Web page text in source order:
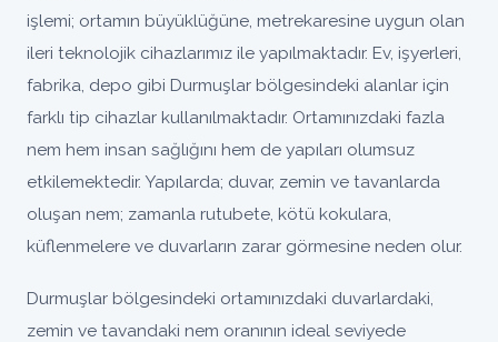
işlemi; ortamın büyüklüğüne, metrekaresine uygun olan
ileri teknolojik cihazlarımız ile yapılmaktadır. Ev, işyerleri,
fabrika, depo gibi Durmuşlar bölgesindeki alanlar için
farklı tip cihazlar kullanılmaktadır. Ortamınızdaki fazla
nem hem insan sağlığını hem de yapıları olumsuz
etkilemektedir. Yapılarda; duvar, zemin ve tavanlarda
oluşan nem; zamanla rutubete, kötü kokulara,
küflenmelere ve duvarların zarar görmesine neden olur.
Durmuşlar bölgesindeki ortamınızdaki duvarlardaki,
zemin ve tavandaki nem oranının ideal seviyede